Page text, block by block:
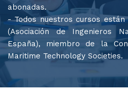
abonadas.
- Todos nuestros cursos
(Asociación de Ingenieros
España), miembro de la
Maritime Technology Societies.